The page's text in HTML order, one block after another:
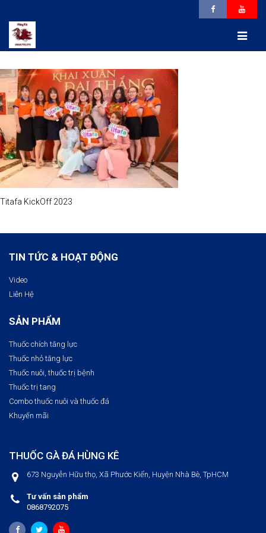
Titafa KickOff 2023
TIN TỨC & HOẠT ĐỘNG
Video
Liên Hệ
SẢN PHẨM
Thuốc chích tăng lực
Thuốc nhỏ tăng lực
Thuốc nuôi, thuốc trị bệnh​
Thuốc trị tang
Combo thuốc nuôi và thuốc đá
Khuyến mãi
THUỐC GÀ ĐÁ HÙNG KÊ
673 Nguyễn Hữu thọ, Xã Phước Kiển, Huyện Nhà Bè, TpHCM
Tư vấn sản phẩm
0868792075